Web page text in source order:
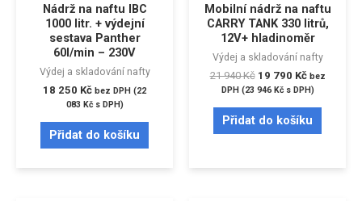
Nádrž na naftu IBC
1000 litr. + výdejní
sestava Panther
60l/min – 230V
Výdej a skladování nafty
18 250 Kč bez DPH (22
083 Kčs DPH)
Přidat do košíku
Mobilní nádrž na naftu
CARRY TANK 330 litrů,
12V+ hladinoměr
Výdej a skladování nafty
21 940Kč 19 790 Kč bez
DPH (23 946 Kčs DPH)
Přidat do košíku